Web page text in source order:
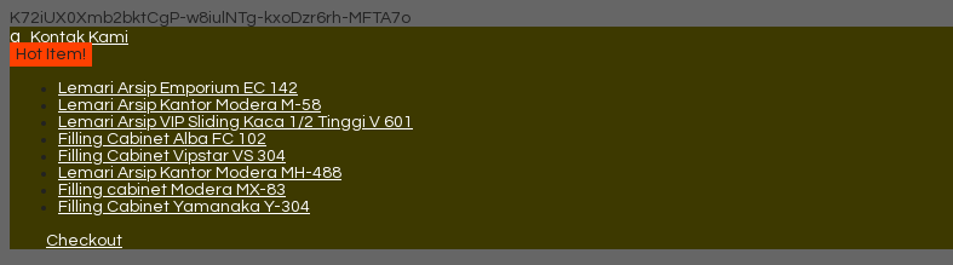
K72iUX0Xmb2bktCgP-w8iulNTg-kxoDzr6rh-MFTA7o
q
Kontak Kami
Hot Item!
Lemari Arsip Emporium EC 142
Lemari Arsip Kantor Modera M-58
Lemari Arsip VIP Sliding Kaca 1/2 Tinggi V 601
Filling Cabinet Alba FC 102
Filling Cabinet Vipstar VS 304
Lemari Arsip Kantor Modera MH-488
Filling cabinet Modera MX-83
Filling Cabinet Yamanaka Y-304
Checkout